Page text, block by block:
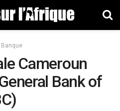
Banque
Cameroun
Bank of